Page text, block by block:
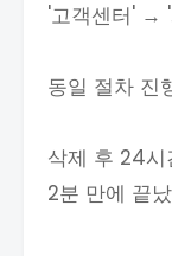
'고객센터' →
동일 절차 진
삭제 후 24시
2분 만에 끝